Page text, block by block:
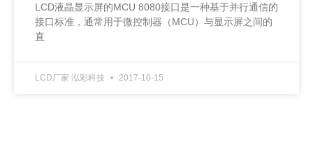
LCD液晶显示屏的MCU 8080接口是一种基于并行通信的
接口标准，通常用于微控制器（MCU）与显示屏之间的
直
LCD厂家 泓彩科技 2017-10-15